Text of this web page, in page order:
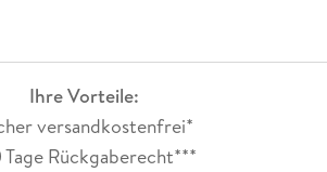
Ihre Vorteile:
versandkostenfrei*
Tage Rückgaberecht***